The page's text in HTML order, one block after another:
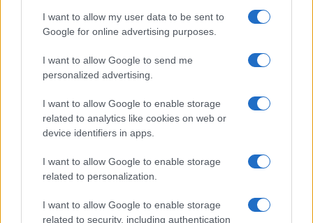
I want to allow my user data to be sent to
Google for online advertising purposes.
I want to allow Google to send me
personalized advertising.
I want to allow Google to enable storage
related to analytics like cookies on web or
device identifiers in apps.
I want to allow Google to enable storage
related to personalization.
I want to allow Google to enable storage
related to security, including authentication
Νέες ισραηλινές επιδρομές στον νότιο
Λίβανο εν μέσω διαπραγματεύσεων στη
Ρώμη
Ο Τραμπ αρνείται ότι αντιμετωπίζει